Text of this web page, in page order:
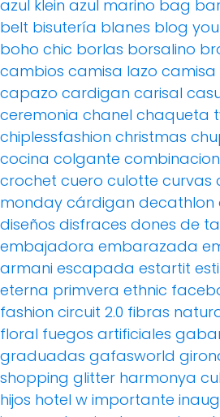
azul klein azul marino bag
belt bisutería blanes blog
boho chic borlas borsalino
cambios camisa lazo camisa
capazo cardigan carisal
ceremonia chanel chaqueta
chiplessfashion christmas
cocina colgante
crochet cuero culotte curvas
monday cárdigan decathlon
diseños disfraces dones de
embajadora embarazada
armani escapada estartit
eterna primvera ethnic
fashion circuit 2.0 fibras
floral fuegos artificiales
graduadas gafasworld
shopping glitter harmonya
hijos hotel w importante